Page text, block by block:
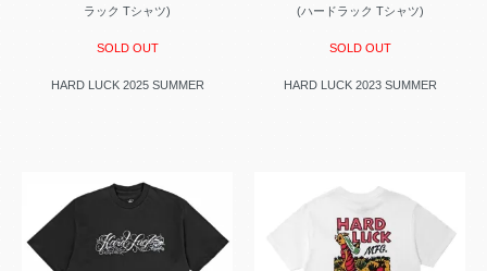
ラック Tシャツ)
SOLD OUT
HARD LUCK 2025 SUMMER
(ハードラック Tシャツ)
SOLD OUT
HARD LUCK 2023 SUMMER